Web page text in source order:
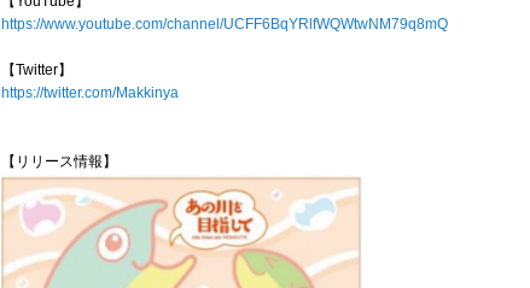
https://www.youtube.com/channel/UCFF6BqYRlfWQWtwNM79q8mQ
【Twitter】
https://twitter.com/Makkinya
【リリース情報】